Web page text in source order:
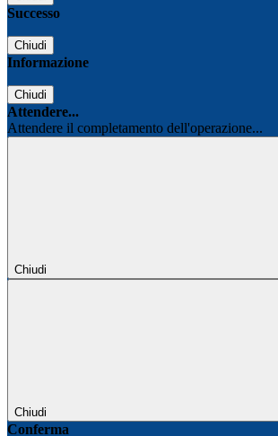
Successo
Chiudi
Informazione
Chiudi
Attendere...
Attendere il completamento dell'operazione...
Chiudi
Chiudi
Conferma